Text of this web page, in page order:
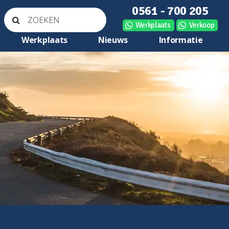
0561 - 700 205
Werkplaats Verkoop
Werkplaats Nieuws Informatie